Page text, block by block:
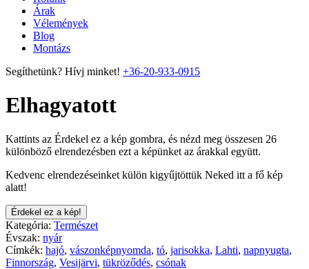
Árak
Vélemények
Blog
Montázs
Segíthetünk? Hívj minket! +36-20-933-0915
Elhagyatott
Kattints az Érdekel ez a kép gombra, és nézd meg összesen 26
különböző elrendezésben ezt a képünket az árakkal együtt.
Kedvenc elrendezéseinket külön kigyűjtöttük Neked itt a fő kép
alatt!
Érdekel ez a kép!
Kategória: Természet
Évszak: nyár
Címkék: hajó, vászonképnyomda, tó, jarisokka, Lahti, napnyugta,
Finnország, Vesijärvi, tükröződés, csónak